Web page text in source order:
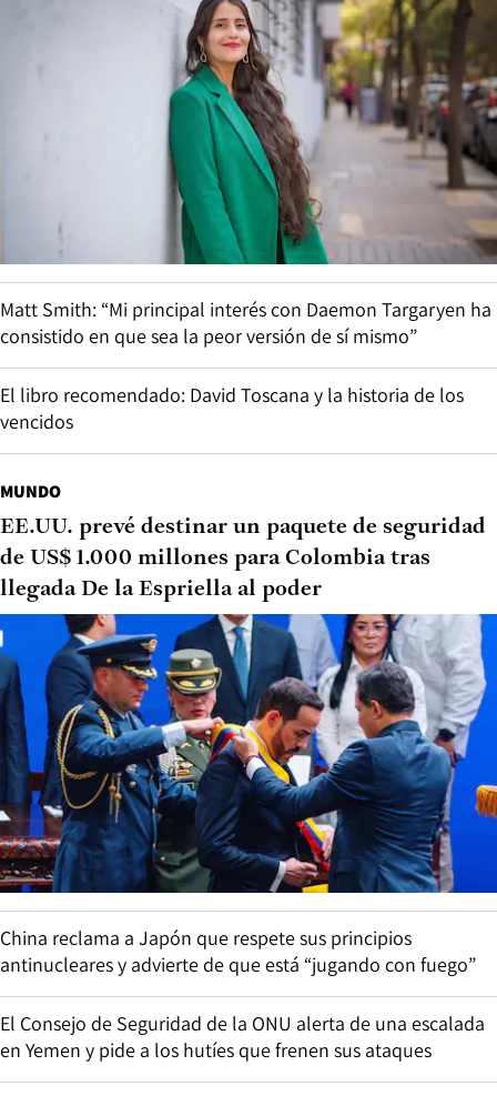
Matt Smith: “Mi principal interés con Daemon Targaryen ha
consistido en que sea la peor versión de sí mismo”
El libro recomendado: David Toscana y la historia de los
vencidos
MUNDO
EE.UU. prevé destinar un paquete de seguridad
de US$ 1.000 millones para Colombia tras
llegada De la Espriella al poder
China reclama a Japón que respete sus principios
antinucleares y advierte de que está “jugando con fuego”
El Consejo de Seguridad de la ONU alerta de una escalada
en Yemen y pide a los hutíes que frenen sus ataques